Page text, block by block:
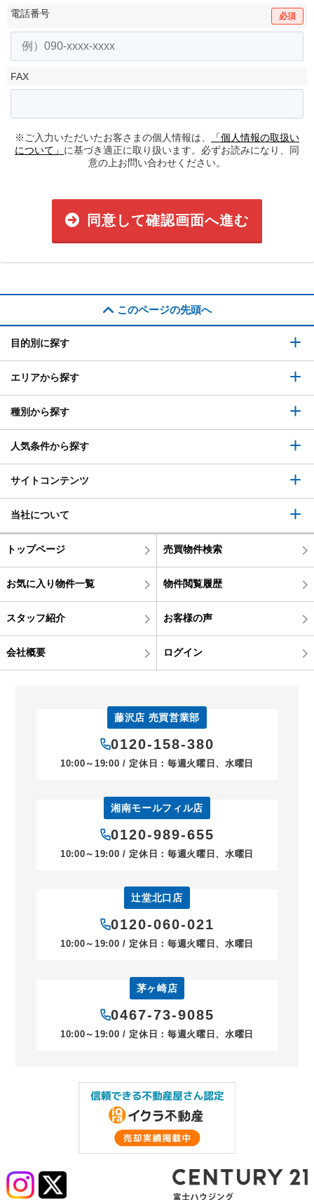
電話番号 必須
FAX
※ご入力いただいたお客さまの個人情報は、
「個人情報の取扱い
について」 に基づき適正に取り扱います。必ずお読みになり、同
意の上お問い合わせください。
同意して確認画面へ進む
このページの先頭へ
目的別に探す
エリアから探す
種別から探す
人気条件から探す
サイトコンテンツ
当社について
トップページ 売買物件検索
お気に入り物件一覧 物件閲覧履歴
スタッフ紹介 お客様の声
会社概要 ログイン
藤沢店 売買営業部
0120-158-380
10:00～19:00 / 定休日：毎週火曜日、水曜日
湘南モールフィル店
0120-989-655
10:00～19:00 / 定休日：毎週火曜日、水曜日
辻堂北口店
0120-060-021
10:00～19:00 / 定休日：毎週火曜日、水曜日
茅ヶ崎店
0467-73-9085
10:00～19:00 / 定休日：毎週火曜日、水曜日